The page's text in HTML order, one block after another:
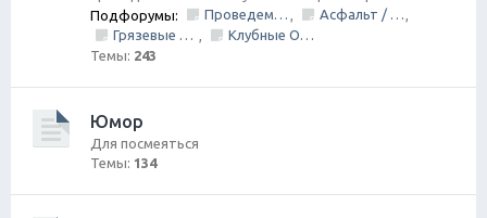
Подфорумы:
Проведем День Рождения Клуба, ВМЕСТЕ! , Асфальт / Грунт Покатушки
,
Грязевые покатушки/ Оффроуд
,
Клубные Ориентирования
Темы: 243
Юмор
Для посмеяться
Темы: 134